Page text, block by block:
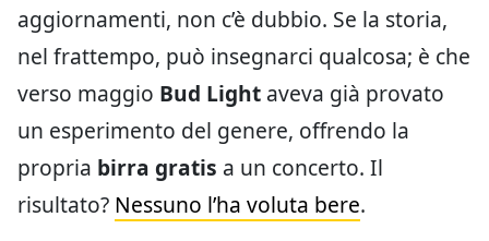
aggiornamenti, non c’è dubbio. Se la storia,
nel frattempo, può insegnarci qualcosa; è che
verso maggio Bud Light aveva già provato
un esperimento del genere, offrendo la
propria birra gratis a un concerto. Il
risultato? Nessuno l’ha voluta bere.